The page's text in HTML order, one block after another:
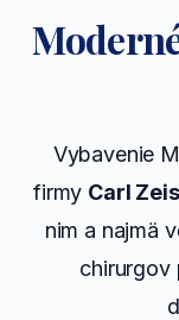
Vybavenie
firmy Carl
nim a najmä
chirurgov